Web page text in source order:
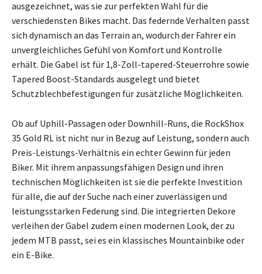
ausgezeichnet, was sie zur perfekten Wahl für die
verschiedensten Bikes macht. Das federnde Verhalten passt
sich dynamisch an das Terrain an, wodurch der Fahrer ein
unvergleichliches Gefühl von Komfort und Kontrolle
erhält. Die Gabel ist für 1,8-Zoll-tapered-Steuerrohre sowie
Tapered Boost-Standards ausgelegt und bietet
Schutzblechbefestigungen für zusätzliche Möglichkeiten.
Ob auf Uphill-Passagen oder Downhill-Runs, die RockShox
35 Gold RL ist nicht nur in Bezug auf Leistung, sondern auch
Preis-Leistungs-Verhältnis ein echter Gewinn für jeden
Biker. Mit ihrem anpassungsfähigen Design und ihren
technischen Möglichkeiten ist sie die perfekte Investition
für alle, die auf der Suche nach einer zuverlässigen und
leistungsstarken Federung sind. Die integrierten Dekore
verleihen der Gabel zudem einen modernen Look, der zu
jedem MTB passt, sei es ein klassisches Mountainbike oder
ein E-Bike.